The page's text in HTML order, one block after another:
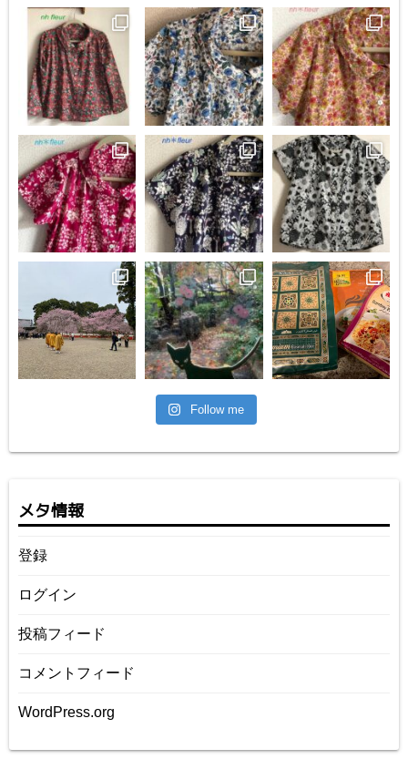
Follow me
メタ情報
登録
ログイン
投稿フィード
コメントフィード
WordPress.org